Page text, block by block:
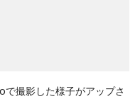
撮影した様子がアップさ